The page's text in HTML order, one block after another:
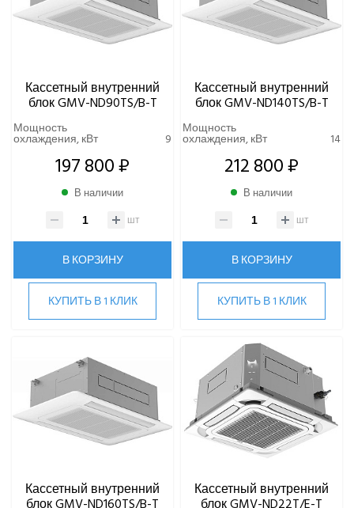
Кассетный внутренний
блок GMV-ND90TS/B-T
Мощность
охлаждения, кВт 9
197 800 ₽
В наличии
шт
В КОРЗИНУ
КУПИТЬ В 1 КЛИК
Кассетный внутренний
блок GMV-ND140TS/B-T
Мощность
охлаждения, кВт 14
212 800 ₽
В наличии
шт
В КОРЗИНУ
КУПИТЬ В 1 КЛИК
Кассетный внутренний Кассетный внутренний